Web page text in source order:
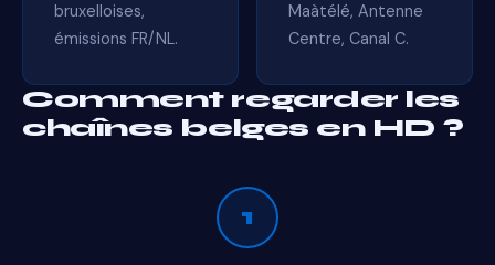
bruxelloises,
émissions FR/NL.
Maàtélé, Antenne
Centre, Canal C.
Comment regarder les
chaînes belges en HD ?
1